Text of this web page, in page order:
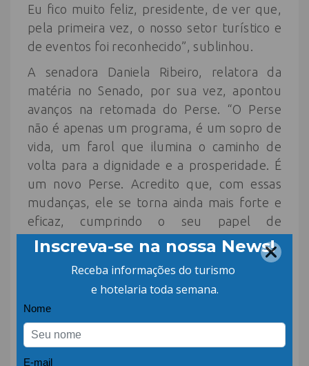
Eu fico muito feliz, presidente, de ver que,
pela primeira vez, o nosso setor turístico e
de eventos foi reconhecido”, sublinhou.
A senadora Daniela Ribeiro, relatora da
matéria no Senado, por sua vez, apontou
avanços na retomada do Perse. “O Perse
não é apenas um programa, é um sopro de
vida, um farol que ilumina o caminho de
volta para a dignidade e a prosperidade. É
um novo Perse. Acredito que, com essas
mudanças, ele se torna ainda mais forte e
eficaz, cumprindo o seu papel de
impulsionar a retomada do setor de
– A lei do novo Perse estipula
um limite de gastos de R$ 15 bilhões com as
isenções fiscais até dezembro de 2026. O
texto traz mecanismos de controle para
evitar o uso indiscriminado dos recursos e